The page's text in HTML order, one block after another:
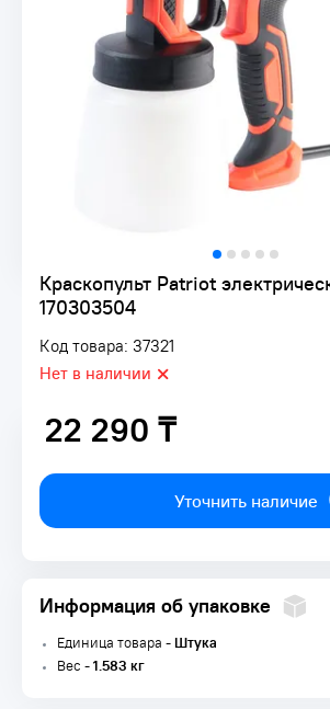
Краскопульт Patriot
170303504
Код товара: 37321
Нет в наличии
22 290 ₸
22 290 ₸
Уточнить наличие
Информация об упаковке
Единица товара -Штука
Вес -1.583 кг